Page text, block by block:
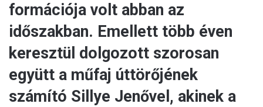
formációja volt abban az
időszakban. Emellett több éven
keresztül dolgozott szorosan
együtt a műfaj úttörőjének
számító Sillye Jenővel, akinek a